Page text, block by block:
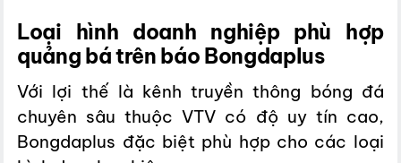
Loại hình doanh nghiệp phù hợp
quảng bá trên báo Bongdaplus
Với lợi thế là kênh truyền thông bóng đá
chuyên sâu thuộc VTV có độ uy tín cao,
Bongdaplus đặc biệt phù hợp cho các loại